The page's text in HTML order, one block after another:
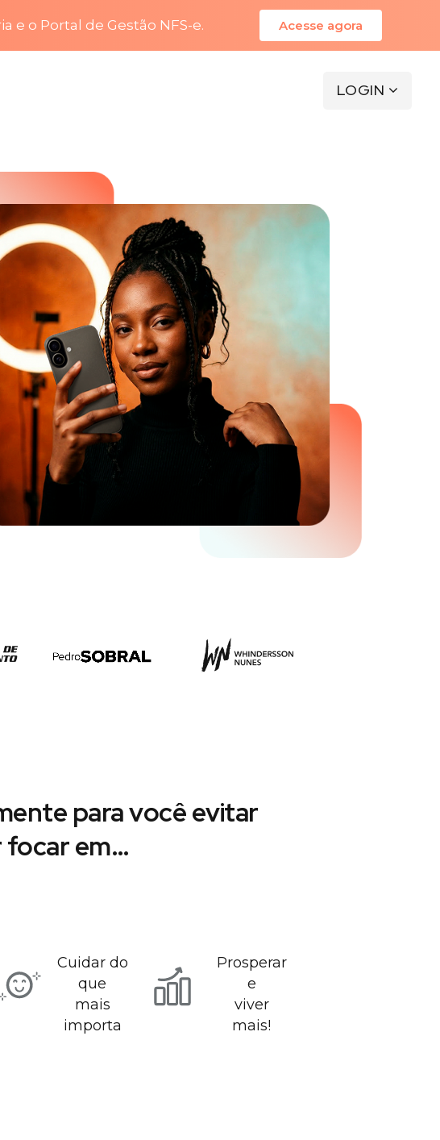
e o Portal de Gestão NFS-e. Acesse agora
LOGIN
para você evitar
focar em…
Cuidar do
que
mais
importa
Prosperar
e
viver
mais!